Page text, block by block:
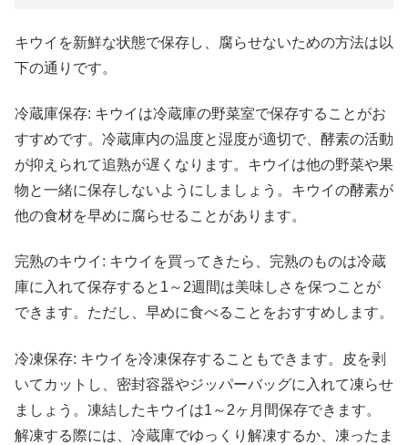
キウイを新鮮な状態で保存し、腐らせないための方法は以
下の通りです。
冷蔵庫保存: キウイは冷蔵庫の野菜室で保存することがお
すすめです。冷蔵庫内の温度と湿度が適切で、酵素の活動
が抑えられて追熟が遅くなります。キウイは他の野菜や果
物と一緒に保存しないようにしましょう。キウイの酵素が
他の食材を早めに腐らせることがあります。
完熟のキウイ: キウイを買ってきたら、完熟のものは冷蔵
庫に入れて保存すると1～2週間は美味しさを保つことが
できます。ただし、早めに食べることをおすすめします。
冷凍保存: キウイを冷凍保存することもできます。皮を剥
いてカットし、密封容器やジッパーバッグに入れて凍らせ
ましょう。凍結したキウイは1～2ヶ月間保存できます。
解凍する際には、冷蔵庫でゆっくり解凍するか、凍ったま